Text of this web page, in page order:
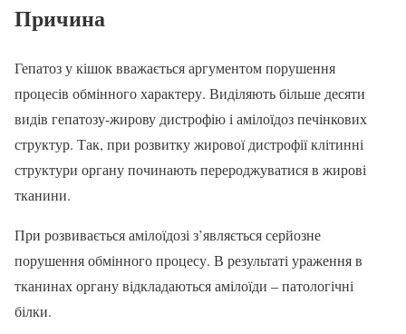
Причина
Гепатоз у кішок вважається аргументом порушення
процесів обмінного характеру. Виділяють більше десяти
видів гепатозу-жирову дистрофію і амілоїдоз печінкових
структур. Так, при розвитку жирової дистрофії клітинні
структури органу починають перероджуватися в жирові
тканини.
При розвивається амілоїдозі з’являється серйозне
порушення обмінного процесу. В результаті ураження в
тканинах органу відкладаються амілоїди – патологічні
білки.